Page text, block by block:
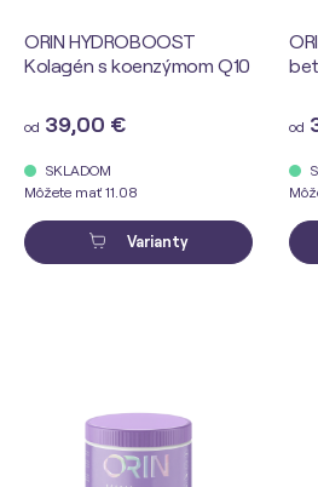
ORIN HYDROBOOST
Kolagén s koenzýmom Q10
od 39,00 €
SKLADOM
Môžete mať 11.08
Varianty
od